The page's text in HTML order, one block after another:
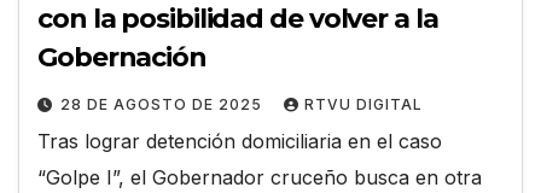
con la posibilidad de volver a la
Gobernación
28 DE AGOSTO DE 2025 RTVU DIGITAL
Tras lograr detención domiciliaria en el caso
“Golpe I”, el Gobernador cruceño busca en otra